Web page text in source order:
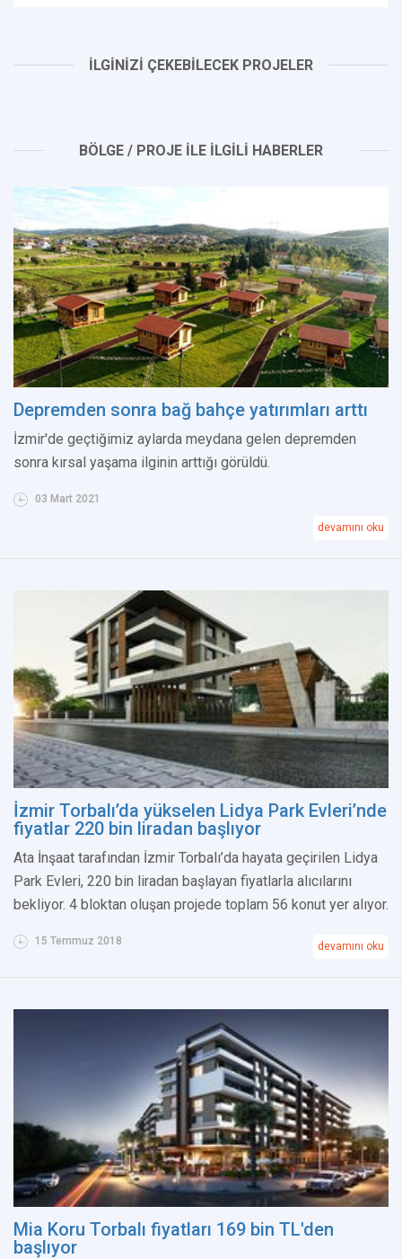
İLGİNİZİ ÇEKEBİLECEK PROJELER
BÖLGE / PROJE İLE İLGİLİ HABERLER
Depremden sonra bağ bahçe yatırımları arttı
İzmir'de geçtiğimiz aylarda meydana gelen depremden
sonra kırsal yaşama ilginin arttığı görüldü.
03 Mart 2021
devamını oku
İzmir Torbalı’da yükselen Lidya Park Evleri’nde
fiyatlar 220 bin liradan başlıyor
Ata İnşaat tarafından İzmir Torbalı’da hayata geçirilen Lidya
Park Evleri, 220 bin liradan başlayan fiyatlarla alıcılarını
bekliyor. 4 bloktan oluşan projede toplam 56 konut yer alıyor.
15 Temmuz 2018 devamını oku
Mia Koru Torbalı fiyatları 169 bin TL'den
başlıyor